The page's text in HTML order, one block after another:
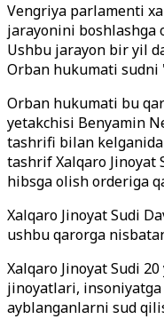
Vengriya parlamenti
jarayonini boshlashga
Ushbu jarayon bir yil
Orban hukumati sudni
Orban hukumati bu
yetakchisi Benyamin
tashrifi bilan
tashrif Xalqaro Jinoyat
hibsga olish orderiga
Xalqaro Jinoyat Sudi
ushbu qarorga
Xalqaro Jinoyat Sudi
jinoyatlari,
ayblanganlarni sud